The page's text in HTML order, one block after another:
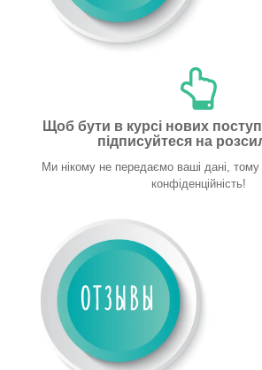
Щоб бути в курсі нових
підписуйтеся на
Ми нікому не передаємо ваші дані,
конфіденційність!